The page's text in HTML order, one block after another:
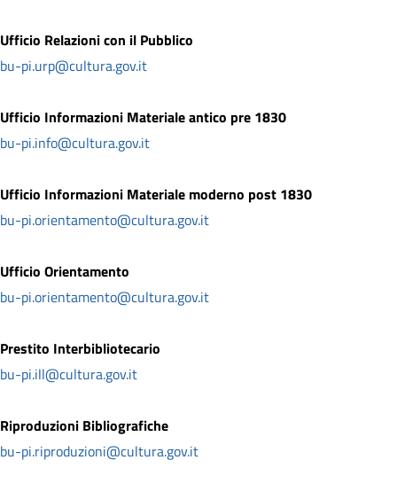
Ufficio Relazioni con il Pubblico
bu-pi.urp@cultura.gov.it
Ufficio Informazioni Materiale antico pre 1830
bu-pi.info@cultura.gov.it
Ufficio Informazioni Materiale moderno post 1830
bu-pi.orientamento@cultura.gov.it
Ufficio Orientamento
bu-pi.orientamento@cultura.gov.it
Prestito Interbibliotecario
bu-pi.ill@cultura.gov.it
Riproduzioni Bibliografiche
bu-pi.riproduzioni@cultura.gov.it